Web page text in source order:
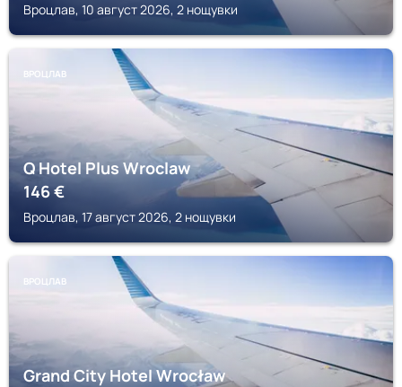
Вроцлав, 10 август 2026, 2 нощувки
ВРОЦЛАВ
Q Hotel Plus Wroclaw
146€
Вроцлав, 17 август 2026, 2 нощувки
ВРОЦЛАВ
Grand City Hotel Wrocław